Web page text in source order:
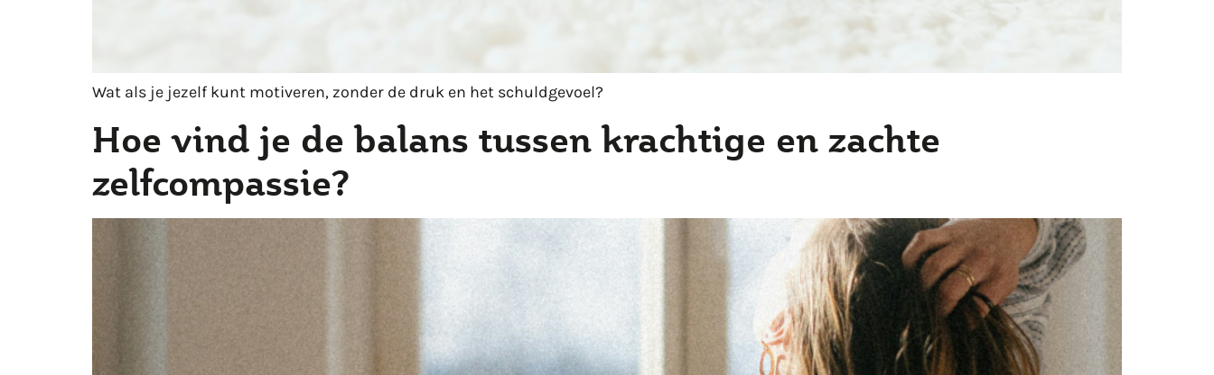
Wat als je jezelf kunt motiveren, zonder de druk en het schuldgevoel?
Hoe vind je de balans tussen krachtige en zachte
zelfcompassie?